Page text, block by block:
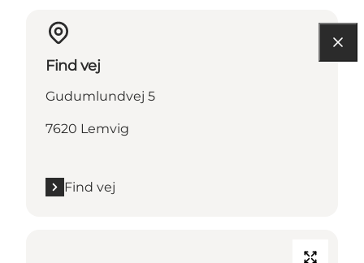
Find vej
Gudumlundvej 5
7620 Lemvig
Find vej